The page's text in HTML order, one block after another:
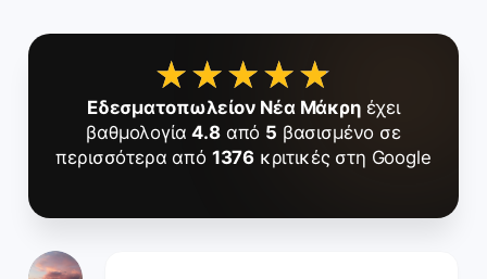
★★★★★
★★★★★
Εδεσματοπωλείον Νέα Μάκρηέχει
βαθμολογία4.8από 5 βασισμένο σε
περισσότερα από 1376 κριτικές στη Google